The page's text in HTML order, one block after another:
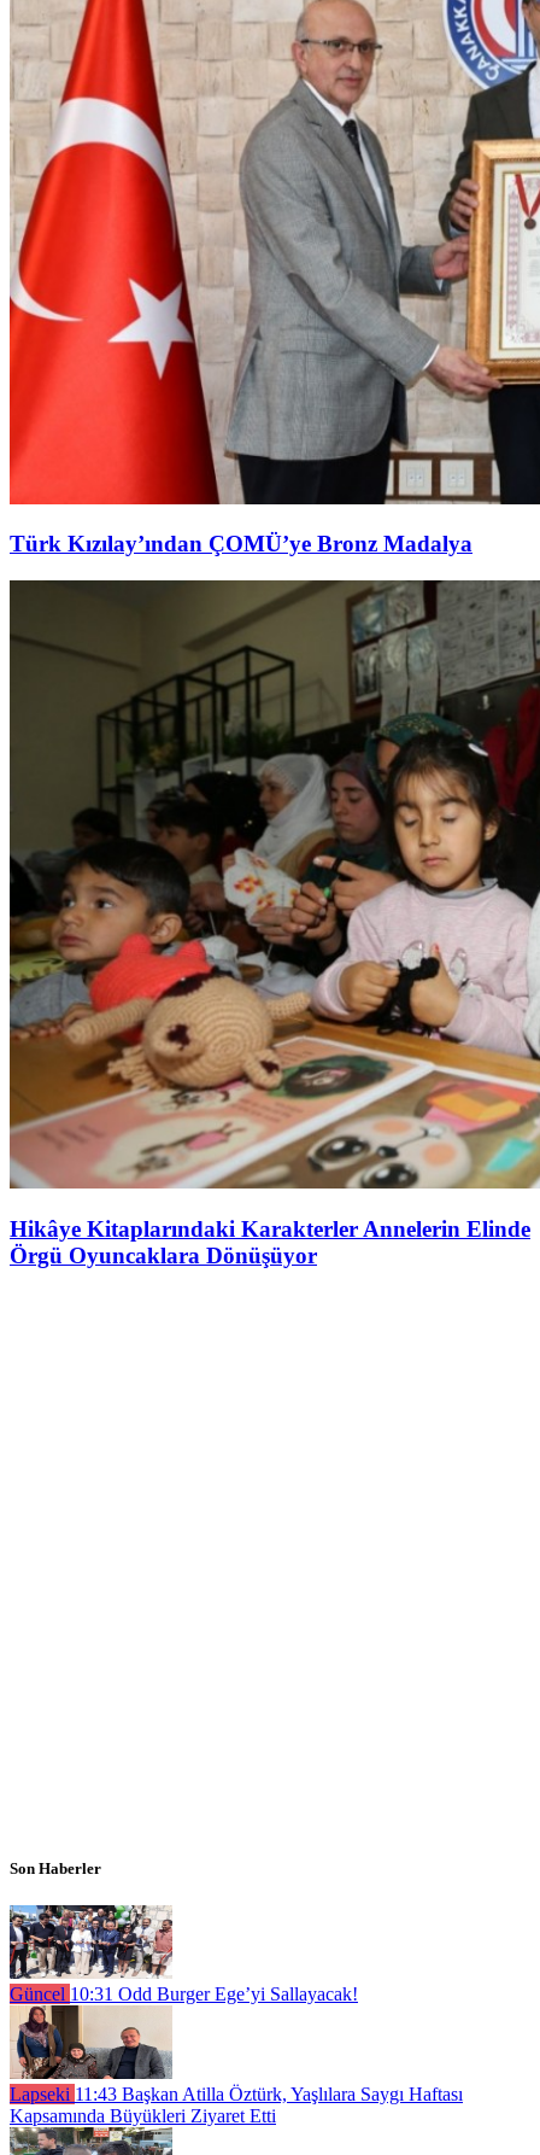
Türk Kızılay’ından ÇOMÜ’ye Bronz Madalya
Hikâye Kitaplarındaki Karakterler Annelerin Elinde
Örgü Oyuncaklara Dönüşüyor
Son Haberler
Güncel 10:31 Odd Burger Ege’yi Sallayacak!
Lapseki 11:43 Başkan Atilla Öztürk, Yaşlılara Saygı Haftası
Kapsamında Büyükleri Ziyaret Etti